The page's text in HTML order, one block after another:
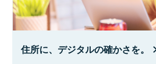
住所に、デジタルの確かさを。